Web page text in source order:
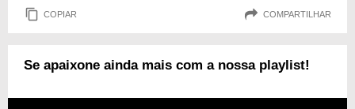
COPIAR COMPARTILHAR
Se apaixone ainda mais com a nossa playlist!